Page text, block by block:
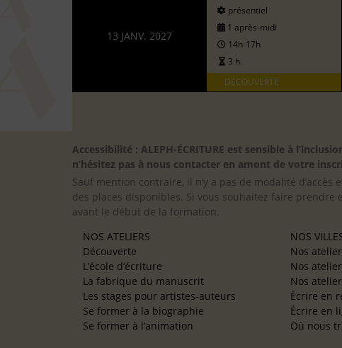
13 JANV. 2027
présentiel
1 après-midi
14h-17h
3 h.
DÉCOUVERTE
Accessibilité : ALEPH-ÉCRITURE est sensible à
n’hésitez pas à nous contacter en amont de votre
Sauf mention contraire, il n’y a pas de modalité
des places disponibles. Si vous souhaitez faire
avant le début de la formation.
NOS ATELIERS
Découverte
L’école d’écriture
La fabrique du manuscrit
Les stages pour artistes-auteurs
Se former à la biographie
Se former à l’animation
NOS
Nos
Nos
Nos
Écrire en
Écrire en
Où nous